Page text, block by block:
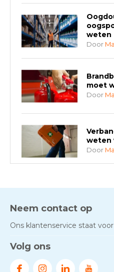
weten
Door
moet
Door
weten
Door
AED-
Door
Door
Neem contact op
Ons klantenservice staat voor
Volg ons